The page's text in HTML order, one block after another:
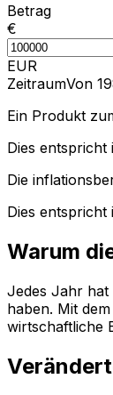
Betrag
€
EUR
ZeitraumVon
Ein Produkt
Dies entspricht
Die
Dies entspricht
Warum
Jedes Jahr hat
haben. Mit
wirtschaftliche